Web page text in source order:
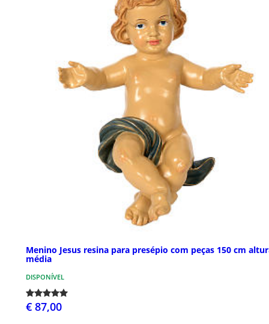
Menino Jesus resina para presépio com peças 150 cm
média
DISPONÍVEL
€ 87,00